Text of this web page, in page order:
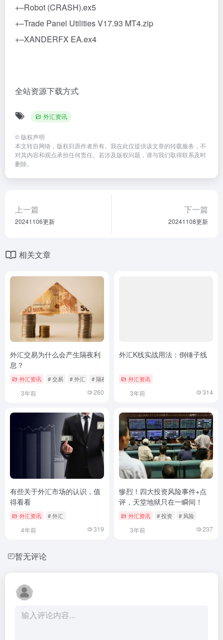
+–Robot (CRASH).ex5
+–Trade Panel Utilities V17.93 MT4.zip
+–XANDERFX EA.ex4
全站资源下载方式
外汇资讯
© 版权声明
本文转自网络，版权归原作者所有。我在此仅提供该文章的转载服务，不
对其内容和观点承担任何责任。若涉及版权问题，请与我们取得联系及时
删除。
上一篇
20241106更新
下一篇
20241108更新
相关文章
外汇交易为什么会产生隔夜利
息？
外汇资讯 # 交易 # 外汇 # 隔夜利息
3年前 260
外汇K线实战用法：倒锤子线
外汇资讯
3年前 314
有些关于外汇市场的认识，值
得看看
外汇资讯 # 外汇
4年前 319
惨烈！四大投资风险事件+点
评，天堂地狱只在一瞬间！
外汇资讯 # 投资 # 风险
3年前 237
暂无评论